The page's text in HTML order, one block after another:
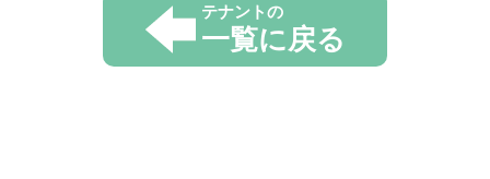
テナントの
一覧に戻る